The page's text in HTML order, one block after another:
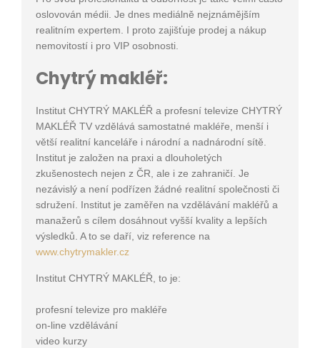
oslovován médii. Je dnes mediálně nejznámějším
realitním expertem. I proto zajišťuje prodej a nákup
nemovitostí i pro VIP osobnosti.
Chytrý makléř:
Institut CHYTRÝ MAKLÉŘ a profesní televize CHYTRÝ
MAKLÉŘ TV vzdělává samostatné makléře, menší i
větší realitní kanceláře i národní a nadnárodní sítě.
Institut je založen na praxi a dlouholetých
zkušenostech nejen z ČR, ale i ze zahraničí. Je
nezávislý a není podřízen žádné realitní společnosti či
sdružení. Institut je zaměřen na vzdělávání makléřů a
manažerů s cílem dosáhnout vyšší kvality a lepších
výsledků. A to se daří, viz reference na
www.chytrymakler.cz
Institut CHYTRÝ MAKLÉŘ, to je:
profesní televize pro makléře
on-line vzdělávání
video kurzy